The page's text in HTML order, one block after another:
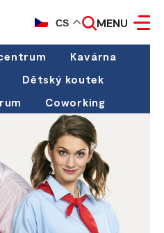
CS MENU
Kavárna
Dětský koutek
Coworking